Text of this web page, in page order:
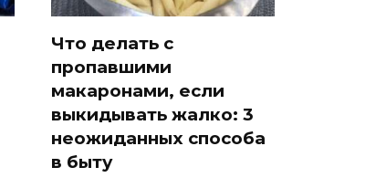
Что делать с
пропавшими
макаронами, если
выкидывать жалко: 3
неожиданных способа
в быту